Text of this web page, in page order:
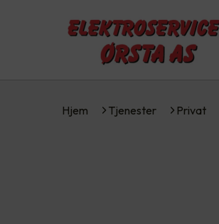
Hjem Tjenester Privat